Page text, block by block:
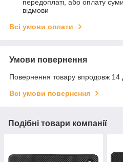
передоплаті, або оплату
відмови
Всі умови оплати
Умови повернення
Повернення товару впродовж 14
Всі умови повернення
Подібні товари компанії